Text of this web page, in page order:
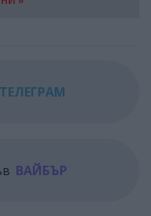
ТЕЛЕГРАМ
ВАЙБЪР